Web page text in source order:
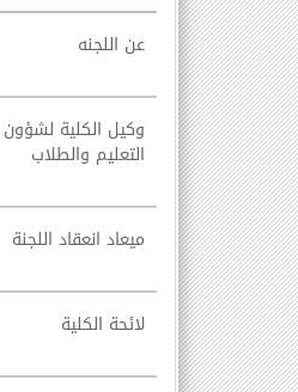
عن اللجنه
وكيل الكلية لشؤون
التعليم والطلاب
ميعاد انعقاد اللجنة
لائحة الكلية